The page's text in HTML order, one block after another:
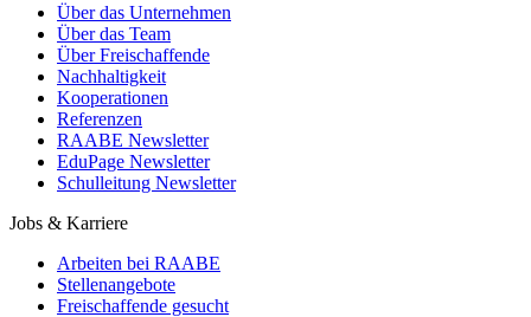
Über das Unternehmen
Über das Team
Über Freischaffende
Nachhaltigkeit
Kooperationen
Referenzen
RAABE Newsletter
EduPage Newsletter
Schulleitung Newsletter
Jobs & Karriere
Arbeiten bei RAABE
Stellenangebote
Freischaffende gesucht